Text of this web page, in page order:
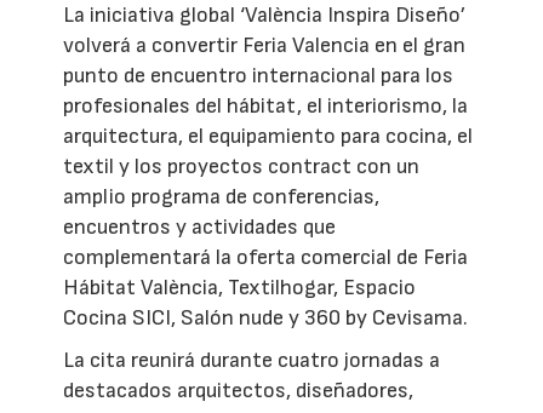
La iniciativa global ‘València Inspira Diseño’
volverá a convertir Feria Valencia en el gran
punto de encuentro internacional para los
profesionales del hábitat, el interiorismo, la
arquitectura, el equipamiento para cocina, el
textil y los proyectos contract con un
amplio programa de conferencias,
encuentros y actividades que
complementará la oferta comercial de Feria
Hábitat València, Textilhogar, Espacio
Cocina SICI, Salón nude y 360 by Cevisama.
La cita reunirá durante cuatro jornadas a
destacados arquitectos, diseñadores,